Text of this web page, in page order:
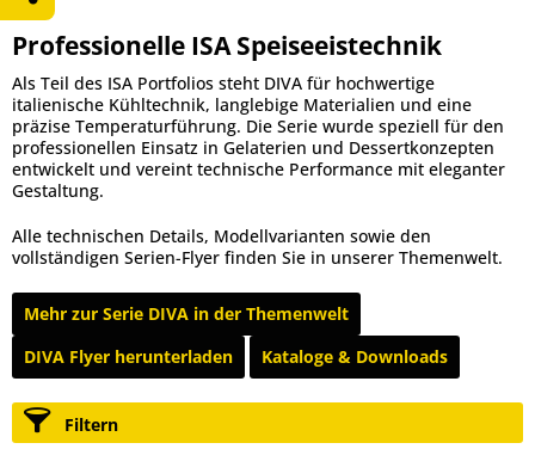
Professionelle ISA Speiseeistechnik
Als Teil des ISA Portfolios steht DIVA für hochwertige
italienische Kühltechnik, langlebige Materialien und eine
präzise Temperaturführung. Die Serie wurde speziell für den
professionellen Einsatz in Gelaterien und Dessertkonzepten
entwickelt und vereint technische Performance mit eleganter
Gestaltung.
Alle technischen Details, Modellvarianten sowie den
vollständigen Serien-Flyer finden Sie in unserer Themenwelt.
Mehr zur Serie DIVA in der Themenwelt
DIVA Flyer herunterladen
Kataloge & Downloads
Filtern